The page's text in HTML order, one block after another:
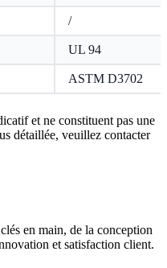
/
UL 94
ASTM D3702
et ne constituent pas une
détaillée, veuillez contacter
en main, de la conception
et satisfaction client.